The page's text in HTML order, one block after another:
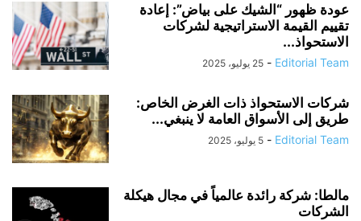
عودة ظهور “الشيك على بياض”: إعادة
تقييم القيمة الاستراتيجية لشركات
الاستحواذ...
Editorial Team
- 25 يوليو، 2025
شركات الاستحواذ ذات الغرض الخاص:
طريق إلى الأسواق العامة لا ينبغي...
Editorial Team
- 5 يوليو، 2025
مالطا: شركة رائدة عالمياً في مجال هيكلة
الشركات